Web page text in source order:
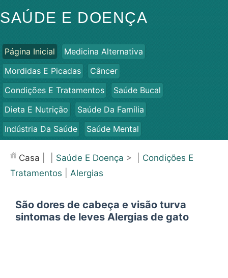
SAÚDE E DOENÇA
Página Inicial
Medicina Alternativa
Mordidas E Picadas
Câncer
Condições E Tratamentos
Saúde Bucal
Dieta E Nutrição
Saúde Da Família
Indústria Da Saúde
Saúde Mental
Saúde
Casa Saúde E Doença > | Condições E
Tratamentos
Alergias
São dores de cabeça e visão turva
sintomas de leves Alergias de gato